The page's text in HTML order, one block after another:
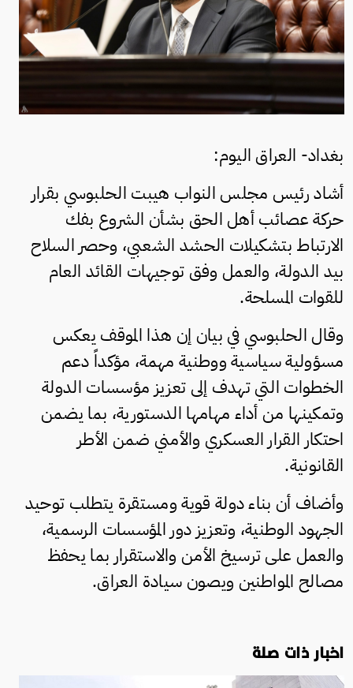
بغداد- العراق اليوم:
أشاد رئيس مجلس النواب هيبت الحلبوسي بقرار
حركة عصائب أهل الحق بشأن الشروع بفك
الارتباط بتشكيلات الحشد الشعبي، وحصر السلاح
بيد الدولة، والعمل وفق توجيهات القائد العام
للقوات المسلحة.
وقال الحلبوسي في بيان إن هذا الموقف يعكس
مسؤولية سياسية ووطنية مهمة، مؤكداً دعم
الخطوات التي تهدف إلى تعزيز مؤسسات الدولة
وتمكينها من أداء مهامها الدستورية، بما يضمن
احتكار القرار العسكري والأمني ضمن الأطر
القانونية.
وأضاف أن بناء دولة قوية ومستقرة يتطلب توحيد
الجهود الوطنية، وتعزيز دور المؤسسات الرسمية،
والعمل على ترسيخ الأمن والاستقرار بما يحفظ
مصالح المواطنين ويصون سيادة العراق.
اخبار ذات صلة